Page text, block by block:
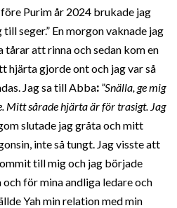
Purim år 2024 brukade jag
till seger.” En morgon vaknade jag
att rinna och sedan kom en
hjärta gjorde ont och jag var så
Jag sa till Abba: ”Snälla, ge mig
Mitt sårade hjärta är för trasigt. Jag
slutade jag gråta och mitt
inte så tungt. Jag visste att
till mig och jag började
för mina andliga ledare och
Yah min relation med min